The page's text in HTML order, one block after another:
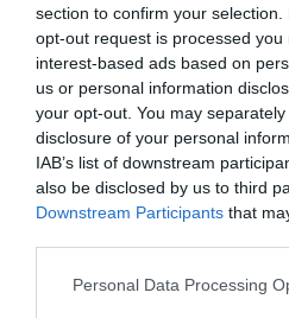
section to confirm your
opt-out request is processed you
interest-based ads based on
us or personal information
your opt-out. You may
disclosure of your personal
IAB’s list of downstream
also be disclosed by us to third
Downstream Participants that
Personal Data Processing
de datos monitoriza la
más de 200 ligas y torneos
España, 100 festivales de
entretenimiento, y otras 100
running y ciclismo.
El módulo incluye
ACB, Asobal, Superliga de
como NBA, Euroliga, Premier
A y Ligue 1, así como los
agregada partidos de
información, contacta con